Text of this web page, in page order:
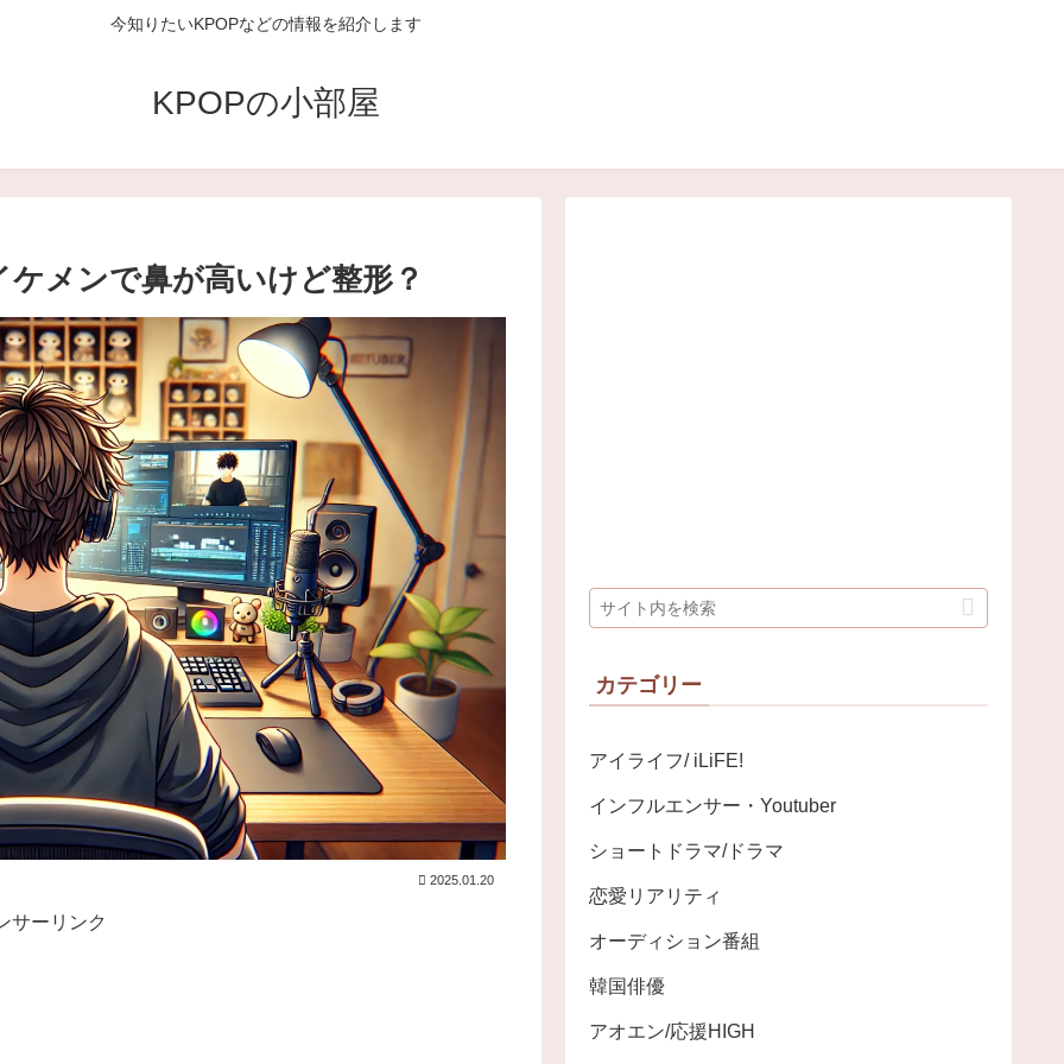
今知りたいKPOPなどの情報を紹介します
KPOPの小部屋
メンで鼻が高いけど整形？
2025.01.20
サーリンク
カテゴリー
アイライフ/ iLiFE!
インフルエンサー・Youtuber
ショートドラマ/ドラマ
恋愛リアリティ
オーディション番組
韓国俳優
アオエン/応援HIGH